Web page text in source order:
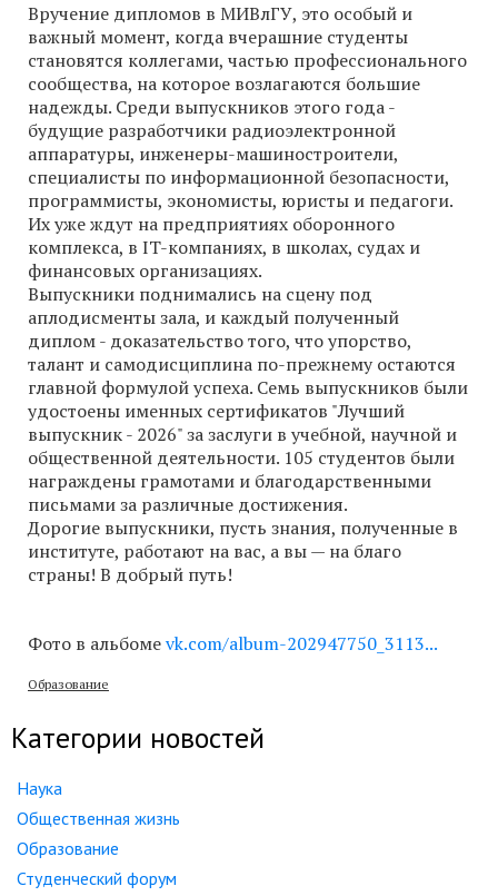
Вручение дипломов в МИВлГУ, это особый и
важный момент, когда вчерашние студенты
становятся коллегами, частью профессионального
сообщества, на которое возлагаются большие
надежды. Среди выпускников этого года -
будущие разработчики радиоэлектронной
аппаратуры, инженеры-машиностроители,
специалисты по информационной безопасности,
программисты, экономисты, юристы и педагоги.
Их уже ждут на предприятиях оборонного
комплекса, в IT-компаниях, в школах, судах и
финансовых организациях.
Выпускники поднимались на сцену под
аплодисменты зала, и каждый полученный
диплом - доказательство того, что упорство,
талант и самодисциплина по-прежнему остаются
главной формулой успеха. Семь выпускников были
удостоены именных сертификатов "Лучший
выпускник - 2026" за заслуги в учебной, научной и
общественной деятельности. 105 студентов были
награждены грамотами и благодарственными
письмами за различные достижения.
Дорогие выпускники, пусть знания, полученные в
институте, работают на вас, а вы — на благо
страны! В добрый путь!
Фото в альбомеvk.com/album-202947750_3113...
Образование
Категории новостей
Наука
Общественная жизнь
Образование
Студенческий форум